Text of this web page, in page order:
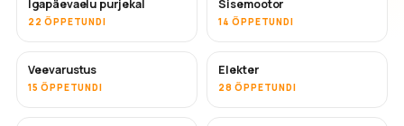
Igapäevaelu purjekal
22 ÕPPETUNDI
Sisemootor
14 ÕPPETUNDI
Veevarustus
15 ÕPPETUNDI
Elekter
28 ÕPPETUNDI